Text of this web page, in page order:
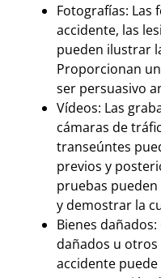
Fotografías: Las
accidente, las
pueden ilustrar
Proporcionan
ser persuasivo
Vídeos: Las
cámaras de
transeúntes
previos y
pruebas
y demostrar la
Bienes
dañados u otros
accidente